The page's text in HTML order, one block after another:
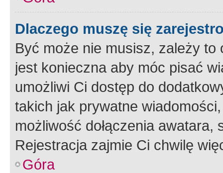
Dlaczego muszę się
Być może nie musisz, zależy
jest konieczna aby móc pisać
umożliwi Ci dostęp do
takich jak prywatne
możliwość dołączenia
Rejestracja zajmie Ci chwilę
Góra